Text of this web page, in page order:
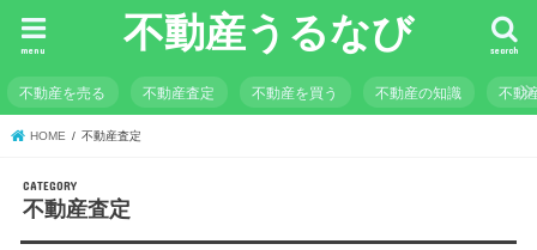
不動産うるなび search
menu
不動産を売る 不動産査定 不動産を買う 不動産の知識 不動
HOME 不動産査定
不動産査定